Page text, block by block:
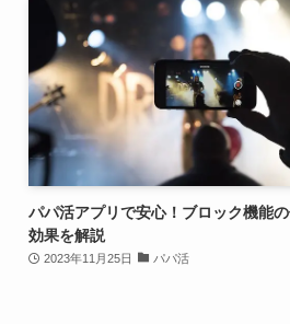
パパ活アプリで安心！ブロック機能
効果を解説
2023年11月25日 パパ活